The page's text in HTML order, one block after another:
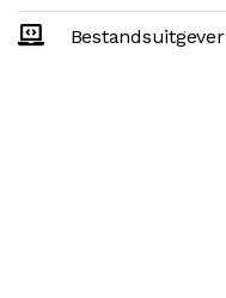
Bestandsuitgever